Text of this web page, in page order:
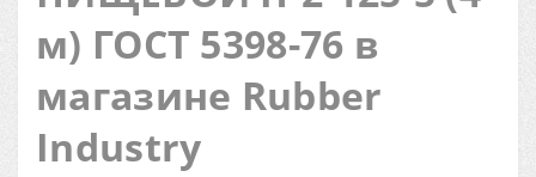
м) ГОСТ 5398-76 в
магазине Rubber
Industry